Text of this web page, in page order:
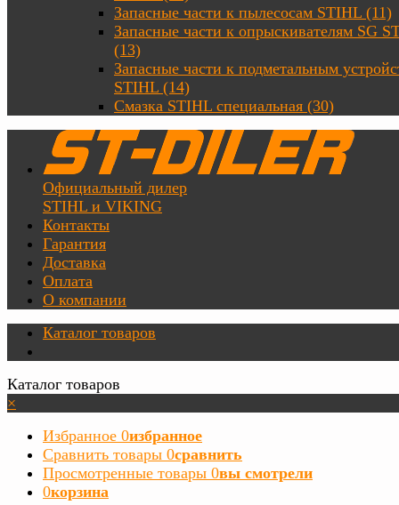
Запасные части к пылесосам STIHL (11)
Запасные части к опрыскивателям SG
(13)
Запасные части к подметальным
STIHL (14)
Смазка STIHL специальная (30)
Официальный дилер
STIHL и VIKING
Контакты
Гарантия
Доставка
Оплата
О компании
Каталог товаров
Каталог товаров
×
Избранное 0избранное
Сравнить товары 0сравнить
Просмотренные товары 0вы смотрели
0корзина